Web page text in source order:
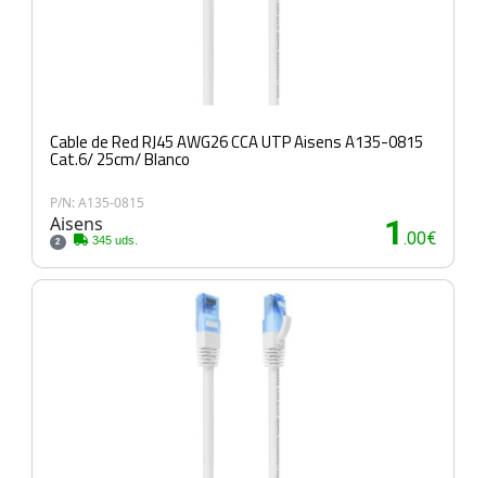
Cable de Red RJ45 AWG26 CCA UTP Aisens A135-0815
Cat.6/ 25cm/ Blanco
P/N: A135-0815
Aisens
2 345 uds. 1 .00€